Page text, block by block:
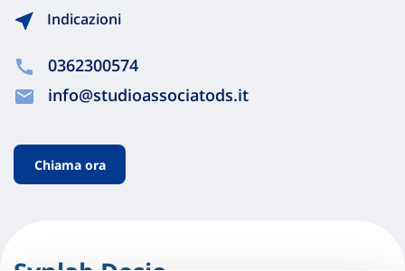
Indicazioni
0362300574
info@studioassociatods.it
Chiama ora